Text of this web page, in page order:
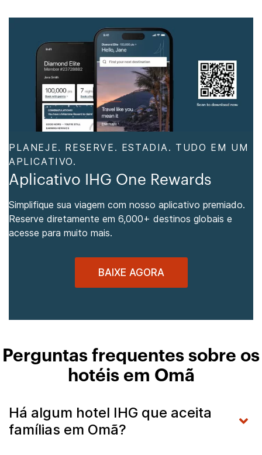
PLANEJE. RESERVE. ESTADIA. TUDO EM UM
APLICATIVO.
Aplicativo IHG One Rewards
Simplifique sua viagem com nosso aplicativo premiado.
Reserve diretamente em 6,000+ destinos globais e
acesse para muito mais.
BAIXE AGORA
Perguntas frequentes sobre os
hotéis em Omã
Há algum hotel IHG que aceita
famílias em Omã?